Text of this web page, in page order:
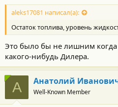
aleks17081 написал(а):
Остаток топлива, уровень
Это было бы не лишним
какого-нибудь Дилера.
А Анатолий
Well-Known Member